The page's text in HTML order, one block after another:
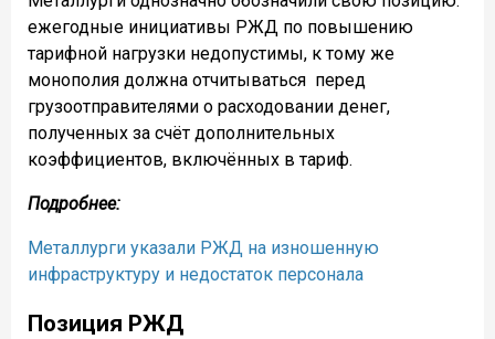
ежегодные инициативы РЖД по повышению
тарифной нагрузки недопустимы, к тому же
монополия должна отчитываться перед
грузоотправителями о расходовании денег,
полученных за счёт дополнительных
коэффициентов, включённых в тариф.
Подробнее:
Металлурги указали РЖД на изношенную
инфраструктуру и недостаток персонала
Позиция РЖД